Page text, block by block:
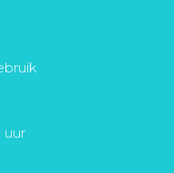
uur